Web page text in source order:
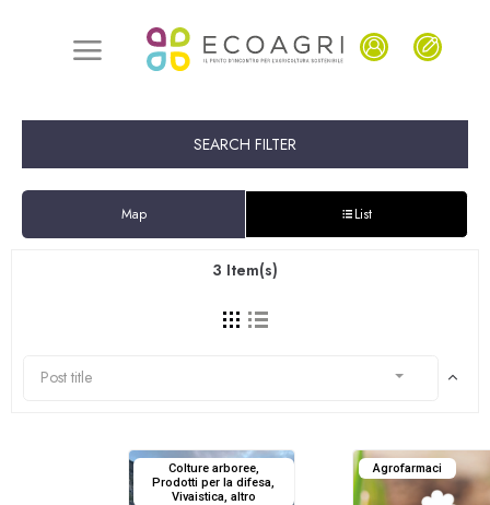
SEARCH FILTER
Map List
3 Item(s)
Post title
Colture arboree,
Prodotti per la difesa,
Vivaistica, altro
Agrofarmaci